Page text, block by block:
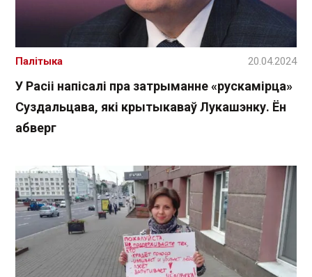
У Расіі напісалі пра затрыманне «рускамірца»
Суздальцава, які крытыкаваў Лукашэнку. Ён
абверг
Палітыка 20.04.2024